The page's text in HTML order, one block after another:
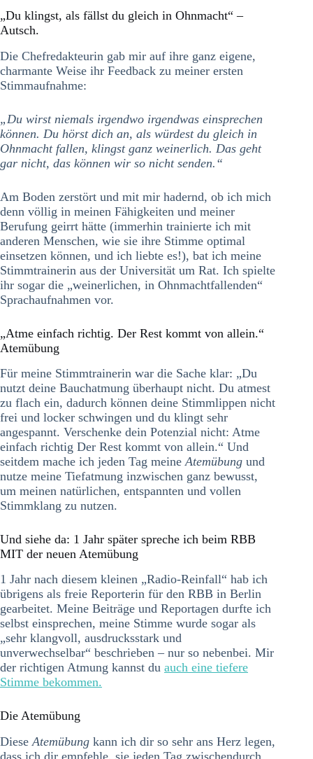
„Du klingst, als fällst du gleich in Ohnmacht“ –
Autsch.
Die Chefredakteurin gab mir auf ihre ganz eigene,
charmante Weise ihr Feedback zu meiner ersten
Stimmaufnahme:
„Du wirst niemals irgendwo irgendwas einsprechen
können. Du hörst dich an, als würdest du gleich in
Ohnmacht fallen, klingst ganz weinerlich. Das geht
gar nicht, das können wir so nicht senden.“
Am Boden zerstört und mit mir hadernd, ob ich mich
denn völlig in meinen Fähigkeiten und meiner
Berufung geirrt hätte (immerhin trainierte ich mit
anderen Menschen, wie sie ihre Stimme optimal
einsetzen können, und ich liebte es!), bat ich meine
Stimmtrainerin aus der Universität um Rat. Ich spielte
ihr sogar die „weinerlichen, in Ohnmachtfallenden“
Sprachaufnahmen vor.
„Atme einfach richtig. Der Rest kommt von allein.“
Atemübung
Für meine Stimmtrainerin war die Sache klar: „Du
nutzt deine Bauchatmung überhaupt nicht. Du atmest
zu flach ein, dadurch können deine Stimmlippen nicht
frei und locker schwingen und du klingt sehr
angespannt. Verschenke dein Potenzial nicht: Atme
einfach richtig Der Rest kommt von allein.“ Und
seitdem mache ich jeden Tag meine Atemübung und
nutze meine Tiefatmung inzwischen ganz bewusst,
um meinen natürlichen, entspannten und vollen
Stimmklang zu nutzen.
Und siehe da: 1 Jahr später spreche ich beim RBB
MIT der neuen Atemübung
1 Jahr nach diesem kleinen „Radio-Reinfall“ hab ich
übrigens als freie Reporterin für den RBB in Berlin
gearbeitet. Meine Beiträge und Reportagen durfte ich
selbst einsprechen, meine Stimme wurde sogar als
„sehr klangvoll, ausdrucksstark und
unverwechselbar“ beschrieben – nur so nebenbei. Mir
der richtigen Atmung kannst du auch eine tiefere
Stimme bekommen.
Die Atemübung
Diese Atemübung kann ich dir so sehr ans Herz legen,
dass ich dir empfehle, sie jeden Tag zwischendurch